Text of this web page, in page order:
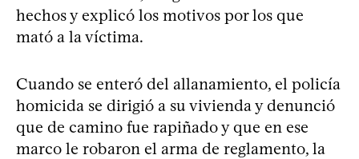
hechos y explicó los motivos por los que
mató a la víctima.
Cuando se enteró del allanamiento, el policía
homicida se dirigió a su vivienda y denunció
que de camino fue rapiñado y que en ese
marco le robaron el arma de reglamento, la